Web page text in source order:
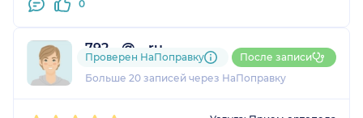
0
792....@....ru
9 отзывов и1 оценка
Больше 20 записей через НаПоправку
Проверен НаПоправку После записи